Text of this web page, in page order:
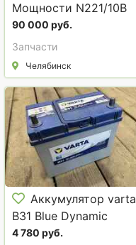
Мощности N221/10B
(6090 004 008) на кпп
ZF.
90 000 руб.
Запчасти
Челябинск
Аккумулятор varta
B31 Blue Dynamic
4 780 руб.